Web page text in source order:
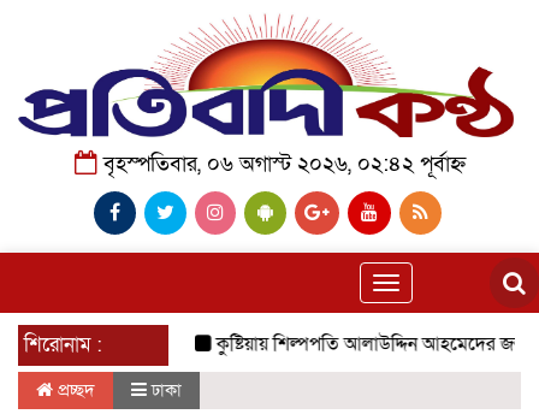
বৃহস্পতিবার, ০৬ অগাস্ট ২০২৬, ০২:৪২ পূর্বাহ্ন
Toggle
navigation
শিরোনাম : কুষ্টিয়ায় শিল্পপতি আলাউদ্দিন আহমেদের জন্মদিনে
প্রচ্ছদ ঢাকা